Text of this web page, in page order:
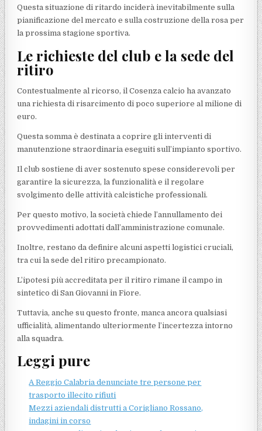
Questa situazione di ritardo inciderà inevitabilmente sulla
pianificazione del mercato e sulla costruzione della rosa per
la prossima stagione sportiva.
Le richieste del club e la sede del
ritiro
Contestualmente al ricorso, il Cosenza calcio ha avanzato
una richiesta di risarcimento di poco superiore al milione di
euro.
Questa somma è destinata a coprire gli interventi di
manutenzione straordinaria eseguiti sull’impianto sportivo.
Il club sostiene di aver sostenuto spese considerevoli per
garantire la sicurezza, la funzionalità e il regolare
svolgimento delle attività calcistiche professionali.
Per questo motivo, la società chiede l’annullamento dei
provvedimenti adottati dall’amministrazione comunale.
Inoltre, restano da definire alcuni aspetti logistici cruciali,
tra cui la sede del ritiro precampionato.
L’ipotesi più accreditata per il ritiro rimane il campo in
sintetico di San Giovanni in Fiore.
Tuttavia, anche su questo fronte, manca ancora qualsiasi
ufficialità, alimentando ulteriormente l’incertezza intorno
alla squadra.
Leggi pure
A Reggio Calabria denunciate tre persone per
trasporto illecito rifiuti
Mezzi aziendali distrutti a Corigliano Rossano,
indagini in corso